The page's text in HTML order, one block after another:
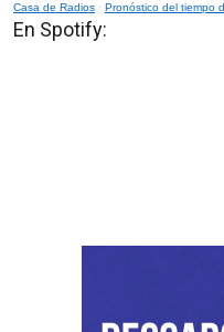
Casa de Radios · Pronóstico del tiempo
En Spotify: